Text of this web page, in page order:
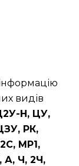
видів
Н, ЦУ,
РК,
МР1,
А, Ч, 2Ч,